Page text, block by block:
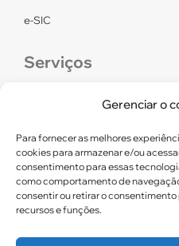
Gerenciar o
Para fornecer as melhores
cookies para armazenar e/ou
consentimento para essas
como comportamento de
consentir ou retirar o
recursos e funções.
e-SIC
Serviços
Links úteis
Certidão de Quitação Eleitoral
Parceiros CREF16